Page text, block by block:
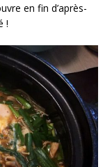
en fin d’après-
!